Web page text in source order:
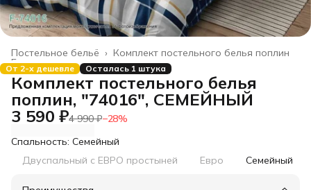
Комплект постельного белья поплин
Постельное бельё ›
Главная ›
От 2-х дешевле Осталась 1 штука
Комплект постельного белья
поплин, "74016", СЕМЕЙНЫЙ
3 590 ₽4 990 ₽−28%
Спальность: Семейный
Двуспальный с ЕВРО простыней
Евро Семейный